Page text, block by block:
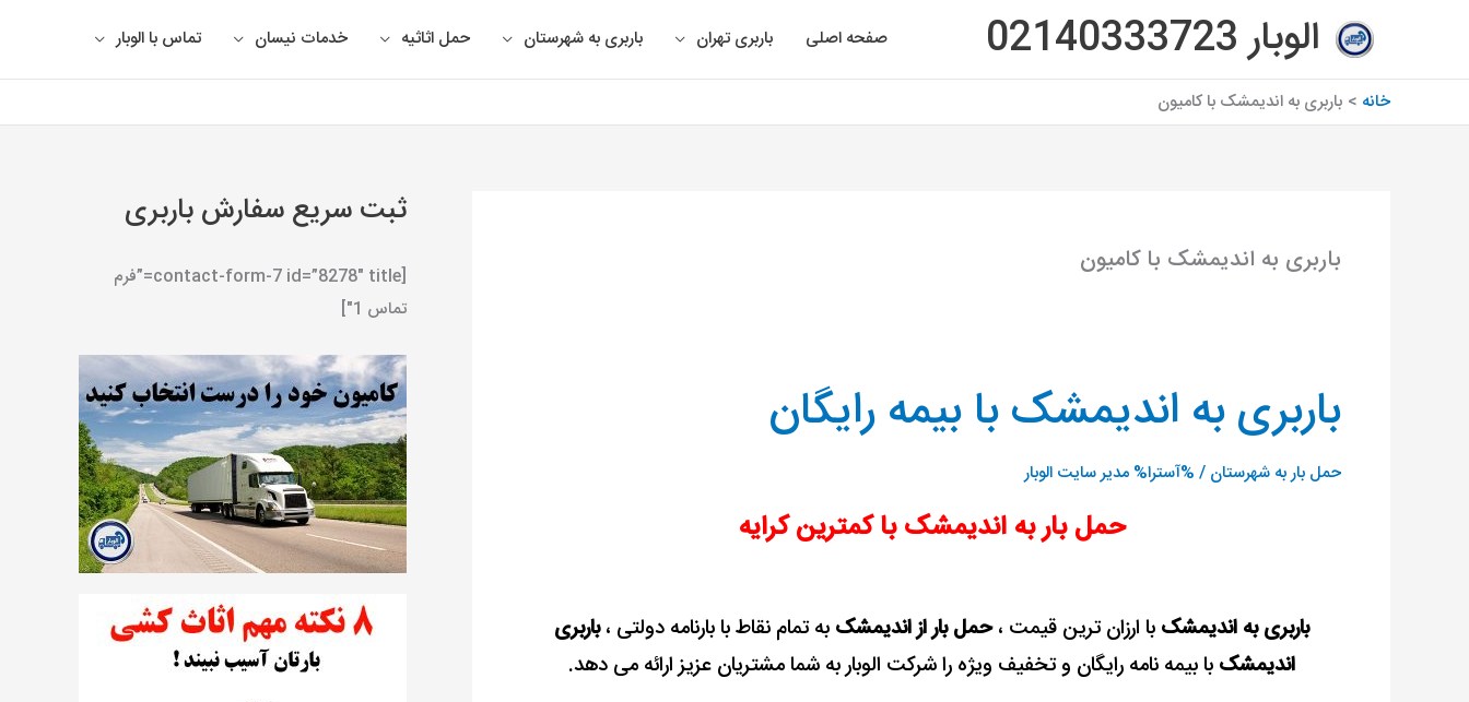
محتوا
الوبار 02140333723 صفحه اصلی باربری تهران باربری به شهرستان حمل اثاثیه خدمات نیسان تماس با الوبار
خانه باربری به اندیمشک با کامیون
باربری به اندیمشک با کامیون
باربری به اندیمشک با بیمه رایگان
حمل بار به شهرستان / %آسترا% مدیر سایت الوبار
حمل بار به اندیمشک با کمترین کرایه
باربری به اندیمشک با ارزان ترین قیمت ،حمل بار از اندیمشک به تمام نقاط با بارنامه دولتی ،باربری
اندیمشک با بیمه نامه رایگان و تخفیف ویژه را شرکت الوبار به شما مشتریان عزیز ارائه می دهد.
باربری
به
با
ثبت سریع سفارش باربری
[contact-form-7 id=”8278″ title=”فرم
تماس 1″]